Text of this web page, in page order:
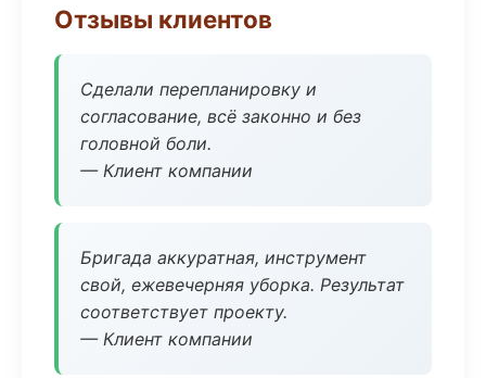
Отзывы клиентов
Сделали перепланировку и
согласование, всё законно и без
головной боли.
— Клиент компании
Бригада аккуратная, инструмент
свой, ежевечерняя уборка. Результат
соответствует проекту.
— Клиент компании